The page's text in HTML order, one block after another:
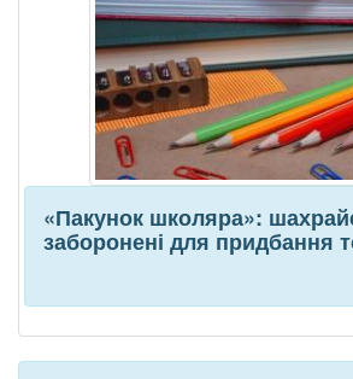
«Пакунок школяра»:
заборонені для придбання